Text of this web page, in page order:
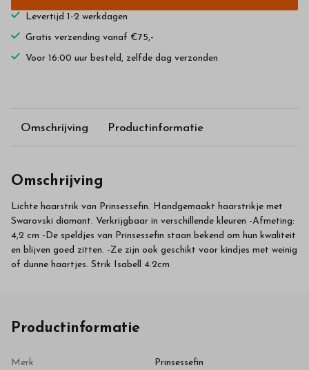
Levertijd 1-2 werkdagen
Gratis verzending vanaf €75,-
Voor 16:00 uur besteld, zelfde dag verzonden
Omschrijving Productinformatie
Omschrijving
Lichte haarstrik van Prinsessefin. Handgemaakt haarstrikje met
Swarovski diamant. Verkrijgbaar in verschillende kleuren -Afmeting:
4,2 cm -De speldjes van Prinsessefin staan bekend om hun kwaliteit
en blijven goed zitten. -Ze zijn ook geschikt voor kindjes met weinig
of dunne haartjes. Strik Isabell 4.2cm
Productinformatie
Merk Prinsessefin